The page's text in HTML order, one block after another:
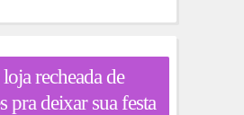
recheada de
pra deixar sua festa